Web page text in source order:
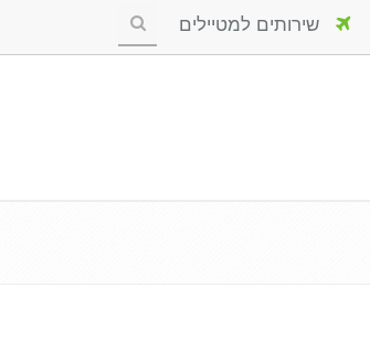
שירותים למטיילים